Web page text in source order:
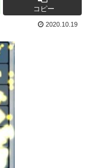
コピー
2020.10.19